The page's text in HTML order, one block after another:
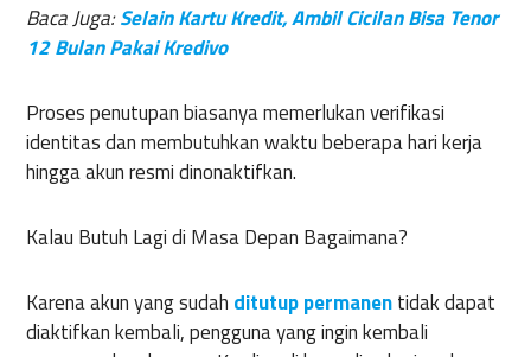
Baca Juga:Selain Kartu Kredit, Ambil Cicilan Bisa Tenor
12 Bulan Pakai Kredivo
Proses penutupan biasanya memerlukan verifikasi
identitas dan membutuhkan waktu beberapa hari kerja
hingga akun resmi dinonaktifkan.
Kalau Butuh Lagi di Masa Depan Bagaimana?
Karena akun yang sudah ditutup permanentidak dapat
diaktifkan kembali, pengguna yang ingin kembali